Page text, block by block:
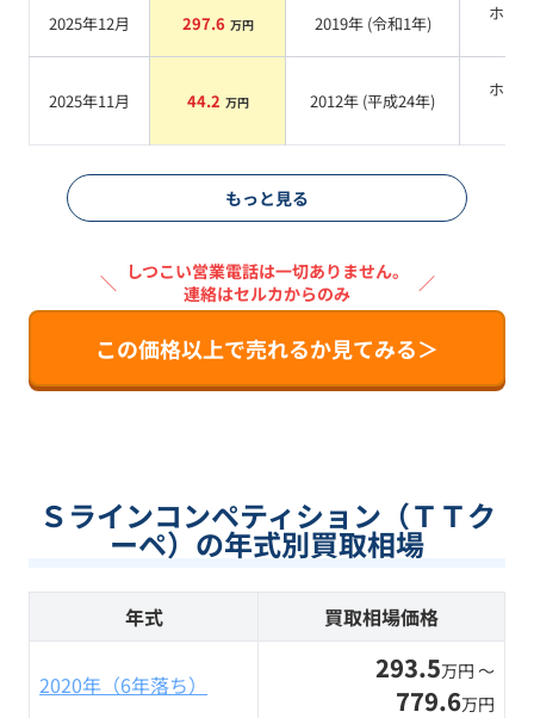
2025年12月 297.6 万円 2019年 (令和1年)
ホワ
2025年11月 44.2 万円 2012年 (平成24年)
ホワ
もっと見る
＼ しつこい営業電話は一切ありません。
連絡はセルカからのみ
／
この価格以上で売れるか見てみる＞
Ｓラインコンペティション（ＴＴク
ーペ）の年式別買取相場
年式 買取相場価格
2020年（6年落ち） 293.5万円 〜
779.6万円